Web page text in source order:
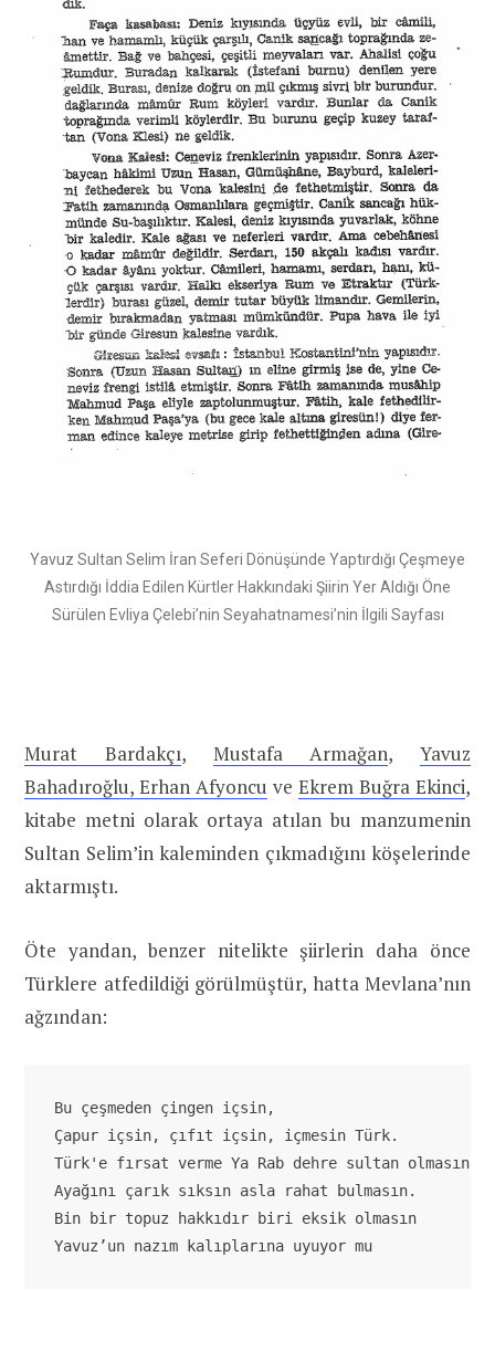
Yavuz Sultan Selim İran Seferi Dönüşünde Yaptırdığı Çeşmeye
Astırdığı İddia Edilen Kürtler Hakkındaki Şiirin Yer Aldığı Öne
Sürülen Evliya Çelebi’nin Seyahatnamesi’nin İlgili Sayfası
Murat Bardakçı, Mustafa Armağan, Yavuz
Bahadıroğlu, Erhan Afyoncu ve Ekrem Buğra Ekinci,
kitabe metni olarak ortaya atılan bu manzumenin
Sultan Selim’in kaleminden çıkmadığını köşelerinde
aktarmıştı.
Öte yandan, benzer nitelikte şiirlerin daha önce
Türklere atfedildiği görülmüştür, hatta Mevlana’nın
ağzından:
Bu çeşmeden çingen içsin,
Çapur içsin, çıfıt içsin, içmesin Türk.
Türk'e fırsat verme Ya Rab dehre sultan olmasın.
Ayağını çarık sıksın asla rahat bulmasın.
Bin bir topuz hakkıdır biri eksik olmasın
Yavuz’un nazım kalıplarına uyuyor mu